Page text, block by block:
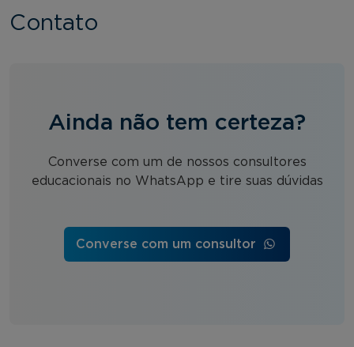
Contato
Ainda não tem certeza?
Converse com um de nossos consultores
educacionais no WhatsApp e tire suas dúvidas
Converse com um consultor